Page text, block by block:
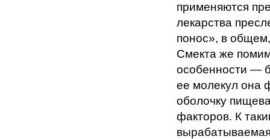
применяются
лекарства
понос», в
Смекта же
особенности —
ее молекул она
оболочку
факторов. К